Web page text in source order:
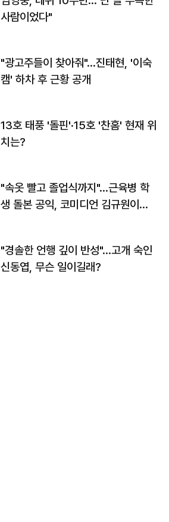
사람이었다"
"광고주들이 찾아줘"…진태현, '이숙
캠' 하차 후 근황 공개
13호 태풍 '돌핀'·15호 '찬홈' 현재 위
치는?
"속옷 빨고 졸업식까지"…근육병 학
생 돌본 공익, 코미디언 김규원이었
"경솔한 언행 깊이 반성"…고개 숙인
신동엽, 무슨 일이길래?